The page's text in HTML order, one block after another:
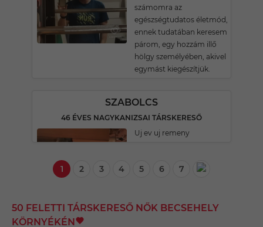
számomra az
egészségtudatos életmód,
ennek tudatában keresem
párom, egy hozzám illő
hölgy személyében, akivel
egymást kiegészítjük.
SZABOLCS
46 ÉVES NAGYKANIZSAI TÁRSKERESŐ
Uj ev uj remeny
1 2 3 4 5 6 7
50 FELETTI TÁRSKERESŐ NŐK BECSEHELY
KÖRNYÉKÉN